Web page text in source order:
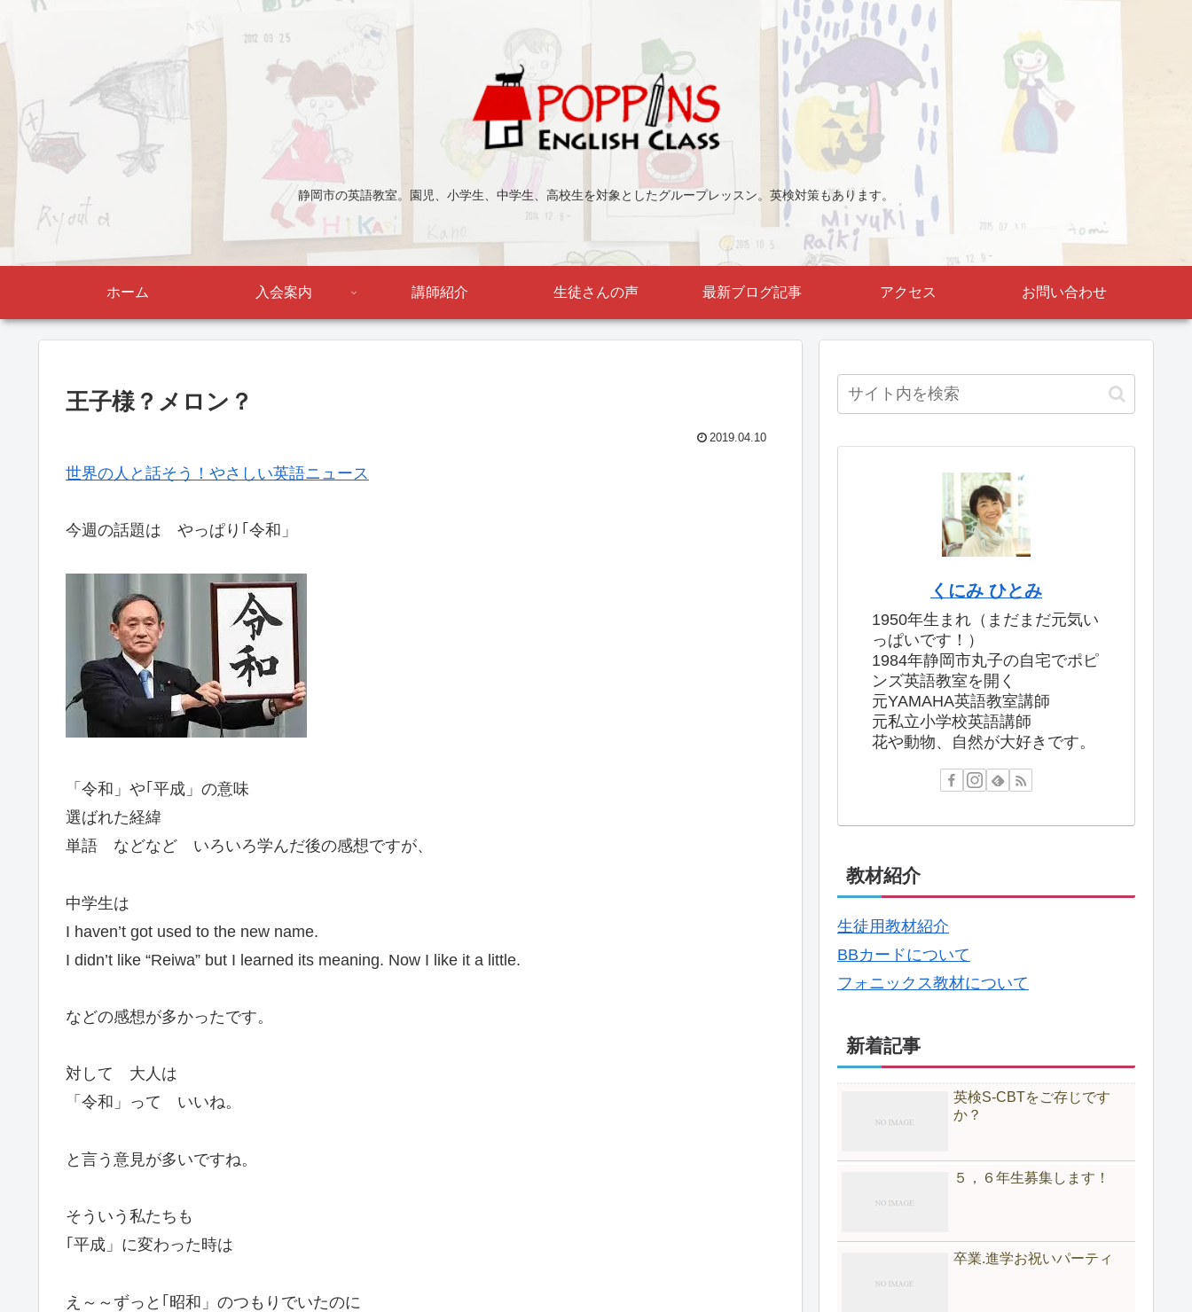
静岡市の英語教室。園児、小学生、中学生、高校生を対象としたグループレッスン。英検対策もあります。
ホーム 入会案内 講師紹介 生徒さんの声 最新ブログ記事 アクセス お問い合わせ
王子様？メロン？
2019.04.10
世界の人と話そう！やさしい英語ニュース
今週の話題は やっぱり｢令和」
「令和」や｢平成」の意味
選ばれた経緯
単語 などなど いろいろ学んだ後の感想ですが、
中学生は
I haven’t got used to the new name.
I didn’t like “Reiwa” but I learned its meaning. Now I like it a little.
などの感想が多かったです。
対して 大人は
「令和」って いいね。
と言う意見が多いですね。
そういう私たちも
｢平成」に変わった時は
え～～ずっと｢昭和」のつもりでいたのに
くにみ ひとみ
1950年生まれ（まだまだ元気い
っぱいです！）
1984年静岡市丸子の自宅でポピ
ンズ英語教室を開く
元YAMAHA英語教室講師
元私立小学校英語講師
花や動物、自然が大好きです。
教材紹介
生徒用教材紹介
BBカードについて
フォニックス教材について
新着記事
英検S-CBTをご存じです
か？
５，６年生募集します！
卒業.進学お祝いパーティ